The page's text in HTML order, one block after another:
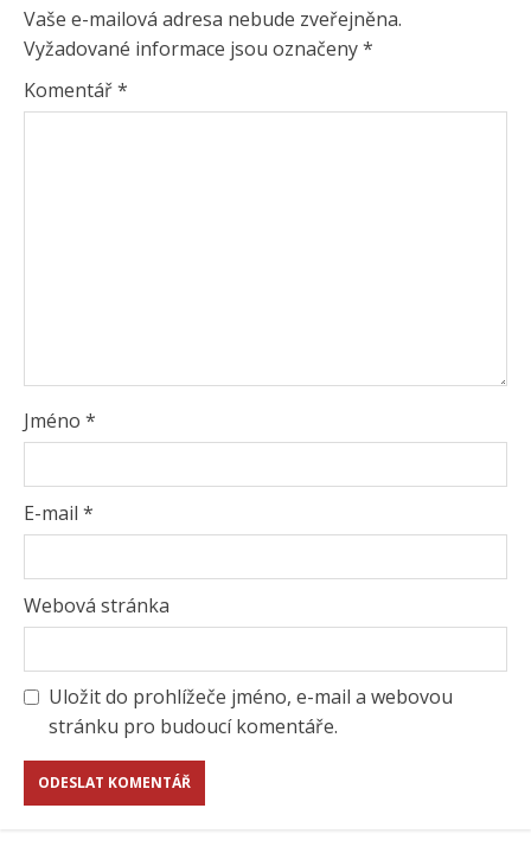
Vaše e-mailová adresa nebude zveřejněna.
Vyžadované informace jsou označeny*
Komentář*
Jméno *
E-mail *
Webová stránka
Uložit do prohlížeče jméno, e-mail a webovou
stránku pro budoucí komentáře.